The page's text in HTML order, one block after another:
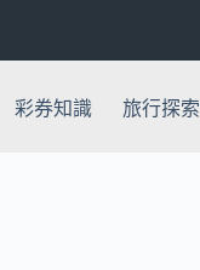
彩券知識 旅行探索